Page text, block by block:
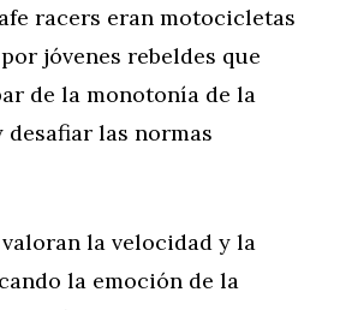
racers eran motocicletas
jóvenes rebeldes que
de la monotonía de la
las normas
la velocidad y la
la emoción de la